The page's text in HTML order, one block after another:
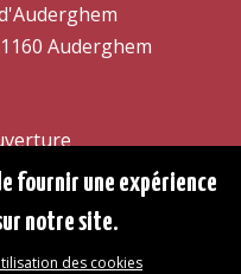
Auderghem
fournir une expérience
notre site.
des cookies